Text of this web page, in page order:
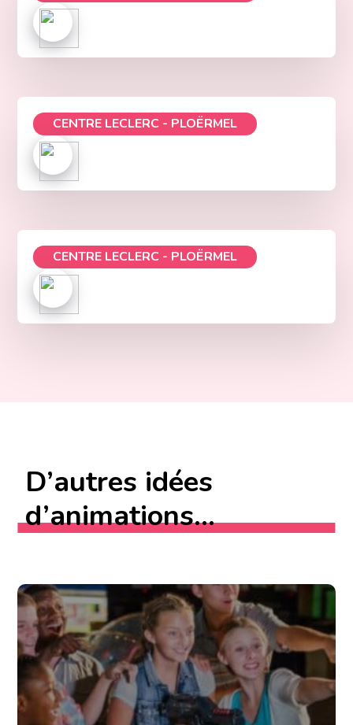
CENTRE LECLERC - PLOËRMEL
CENTRE LECLERC - PLOËRMEL
D’autres idées
d’animations...